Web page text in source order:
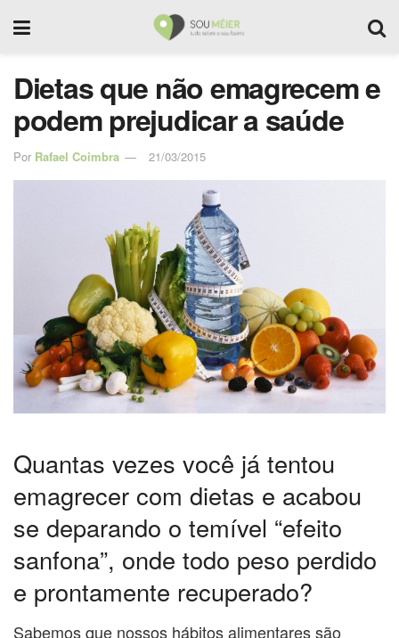
Dietas que não emagrecem e
podem prejudicar a saúde
Por Rafael Coimbra 21/03/2015
Quantas vezes você já tentou
emagrecer com dietas e acabou
se deparando o temível “efeito
sanfona”, onde todo peso perdido
e prontamente recuperado?
Sabemos que nossos hábitos alimentares são